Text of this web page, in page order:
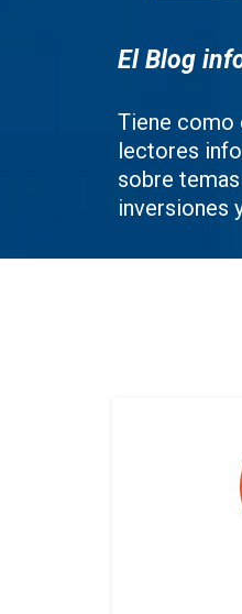
El Blog
Tiene como
lectores
sobre
inversiones